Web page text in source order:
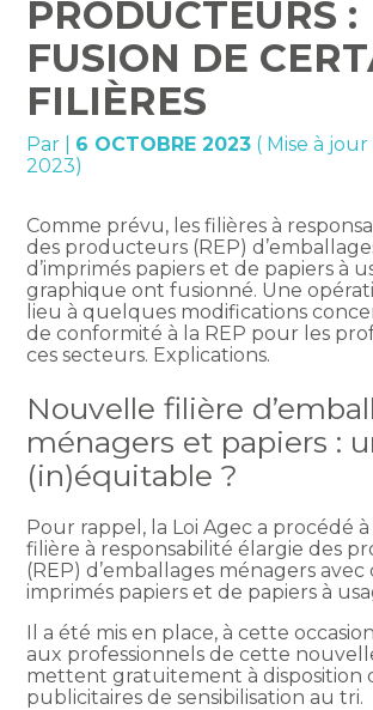
PRODUCTEURS :
FUSION DE
FILIÈRES
Par 6 OCTOBRE 2023 ( Mise à
2023)
Comme prévu, les filières à
des producteurs (REP)
d’imprimés papiers et de papiers à
graphique ont fusionné. Une
lieu à quelques modifications
de conformité à la REP pour les
ces secteurs. Explications.
Nouvelle filière
ménagers et papiers :
(in)équitable ?
Pour rappel, la Loi Agec a procédé
filière à responsabilité élargie des
(REP) d’emballages ménagers avec
imprimés papiers et de papiers à
Il a été mis en place, à cette
aux professionnels de cette
mettent gratuitement à disposition
publicitaires de sensibilisation au tri.